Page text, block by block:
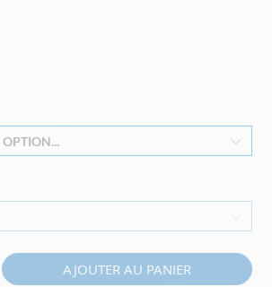
OPTION...
AJOUTER AU PANIER